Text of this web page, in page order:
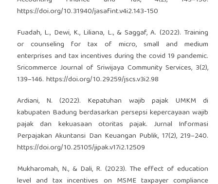
https://doi.org/10.31940/jasafint.v4i2.143-150
Fuadah, L., Dewi, K., Liliana, L., & Saggaf, A. (2022). Training
or counseling for tax of micro, small and medium
enterprises and tax incentives during the covid 19 pandemic.
Sricommerce Journal of Sriwijaya Community Services, 3(2),
139–146. https://doi.org/10.29259/jscs.v3i2.98
Ardiani, N. (2022). Kepatuhan wajib pajak UMKM di
kabupaten Badung berdasarkan persepsi kepercayaan wajib
pajak dan kekuasaan otoritas pajak. Jurnal Informasi
Perpajakan Akuntansi Dan Keuangan Publik, 17(2), 219–240.
https://doi.org/10.25105/jipak.v17i2.12509
Mukharomah, N., & Dali, R. (2023). The effect of education
level and tax incentives on MSME taxpayer compliance